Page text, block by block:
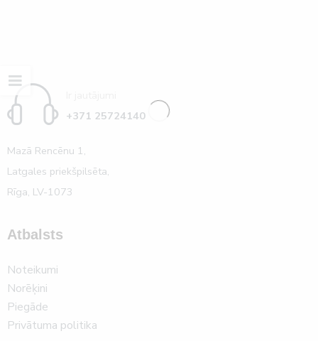
+371 25724140
Mazā Rencēnu 1,
Latgales priekšpilsēta,
Rīga, LV-1073
Atbalsts
Noteikumi
Norēķini
Piegāde
Privātuma politika